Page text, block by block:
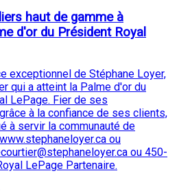
haut de gamme à
d'or du Président Royal
exceptionnel de Stéphane Loyer,
qui a atteint la Palme d'or du
LePage. Fier de ses
à la confiance de ses clients,
à servir la communauté de
ou
ou 450-
LePage Partenaire.